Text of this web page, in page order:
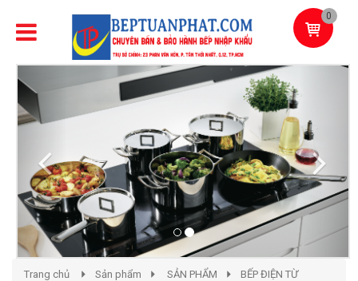
0
Previous
Trang chủ Sản phẩm SẢN PHẨM
BẾP ĐIỆN TỪ